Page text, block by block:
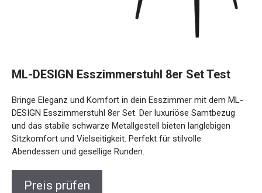
ML-DESIGN Esszimmerstuhl 8er Set Test
Bringe Eleganz und Komfort in dein Esszimmer mit dem ML-
DESIGN Esszimmerstuhl 8er Set. Der luxuriöse Samtbezug
und das stabile schwarze Metallgestell bieten langlebigen
Sitzkomfort und Vielseitigkeit. Perfekt für stilvolle
Abendessen und gesellige Runden.
Preis prüfen